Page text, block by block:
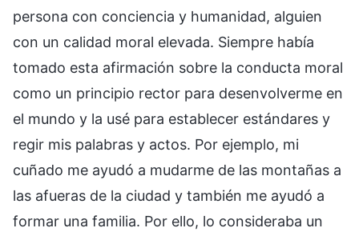
persona con conciencia y humanidad, alguien
con un calidad moral elevada. Siempre había
tomado esta afirmación sobre la conducta moral
como un principio rector para desenvolverme en
el mundo y la usé para establecer estándares y
regir mis palabras y actos. Por ejemplo, mi
cuñado me ayudó a mudarme de las montañas a
las afueras de la ciudad y también me ayudó a
formar una familia. Por ello, lo consideraba un